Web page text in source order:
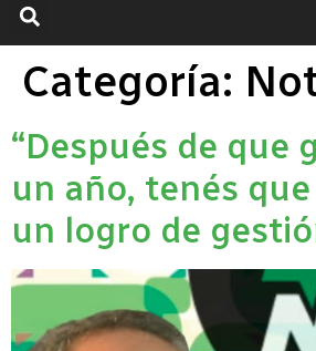
Categoría:
“Después de que
un año, tenés
un logro de